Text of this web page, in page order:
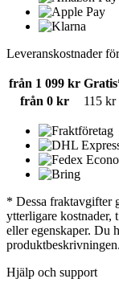
Leveranskostnader
från 1 099 kr
från 0 kr
115 kr
* Dessa fraktavgifter
ytterligare kostnader,
eller egenskaper. Du
produktbeskrivningen.
Hjälp och support